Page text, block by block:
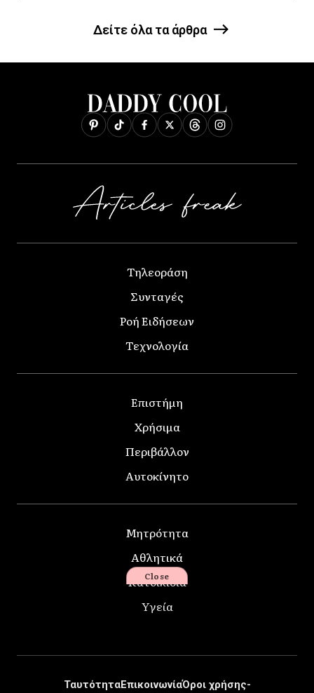
Δείτε όλα τα άρθρα
Τηλεοράση
Συνταγές
Ροή Ειδήσεων
Τεχνολογία
Επιστήμη
Χρήσιμα
Περιβάλλον
Αυτοκίνητο
Μητρότητα
Αθλητικά
Κατοικίδια
Υγεία
ΤαυτότηταΕπικοινωνίαΌροι χρήσης-
Close